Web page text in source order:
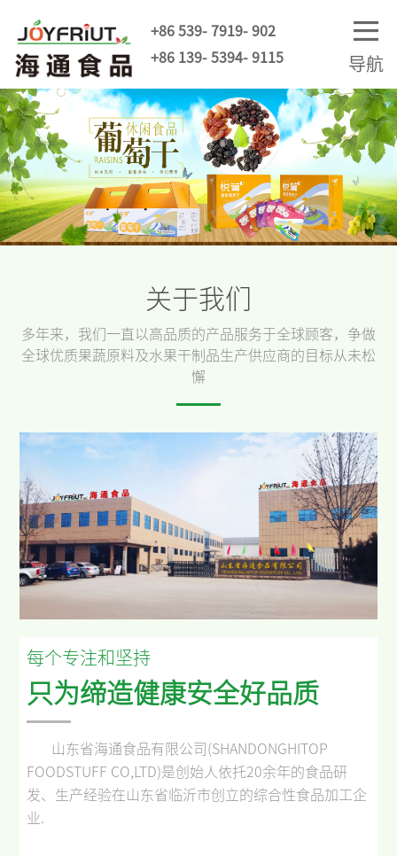
+86 539- 7919- 902
+86 139- 5394- 9115
导航
关于我们
多年来，我们一直以高品质的产品服务于全球顾客，争做
全球优质果蔬原料及水果干制品生产供应商的目标从未松
懈
每个专注和坚持
只为缔造健康安全好品质
山东省海通食品有限公司 (SHANDONGHITOP
FOODSTUFF CO,LTD)是创始人依托20余年的食品研
发、生产经验在山东省临沂市创立的综合性食品加工企
业